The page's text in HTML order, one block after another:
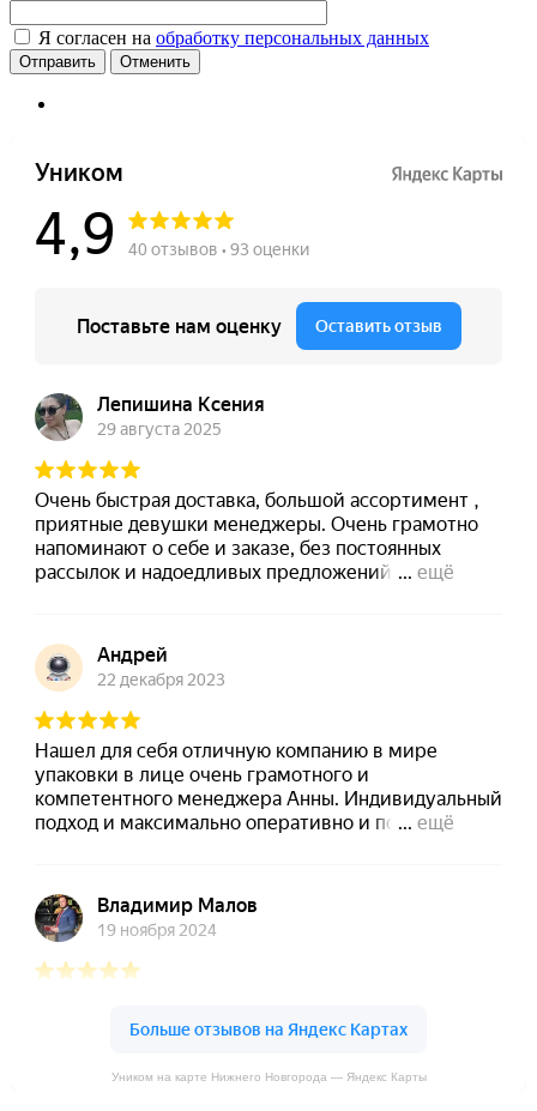
Я согласен на обработку персональных данных
Отменить
Уником на карте Нижнего Новгорода — Яндекс Карты